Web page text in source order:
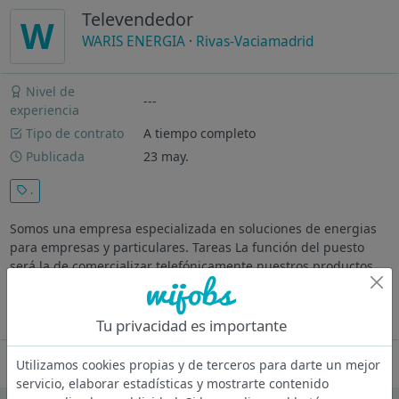
W Televendedor
WARIS ENERGIA · Rivas-Vaciamadrid
Nivel de
experiencia
---
Tipo de contrato
A tiempo completo
Publicada
23 may.
.
Somos una empresa especializada en soluciones de energias
para empresas y particulares. Tareas La función del puesto
será la de comercializar telefónicamente nuestros productos
en las empresas y particulares designados, consiguiendo la
Oferta desactivada
Tu privacidad es importante
Utilizamos cookies propias y de terceros para darte un mejor
servicio, elaborar estadísticas y mostrarte contenido